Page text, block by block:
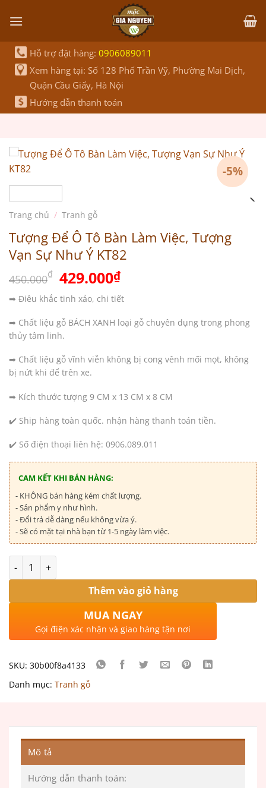
qua
dung
Hỗ trợ đặt hàng: 0906089011
Xem hàng tại: Số 128 Phố Trần Vỹ, Phường Mai Dịch,
Quận Cầu Giấy, Hà Nội
Hướng dẫn thanh toán
-5%
Trang chủ / Tranh gỗ
Tượng Để Ô Tô Bàn Làm Việc, Tượng
Vạn Sự Như Ý KT82
450.000₫ Giá
gốc
là:
450.000₫.
429.000₫Giá
hiện
tại
là:
429.000₫.
➡ Điêu khắc tinh xảo, chi tiết
➡ Chất liệu gỗ BÁCH XANH loại gỗ chuyên dụng trong phong
thủy tâm linh.
➡ Chất liệu gỗ vĩnh viễn không bị cong vênh mối mọt, không
bị nứt khi để trên xe.
➡ Kích thước tượng 9 CM x 13 CM x 8 CM
✔️ Ship hàng toàn quốc. nhận hàng thanh toán tiền.
✔️ Số điện thoại liên hệ: 0906.089.011
CAM KẾT KHI BÁN HÀNG:
- KHÔNG bán hàng kém chất lượng.
- Sản phẩm y như hình.
- Đổi trả dễ dàng nếu không vừa ý.
- Sẽ có mặt tại nhà bạn từ 1-5 ngày làm việc.
Số lượng
Thêm vào giỏ hàng
MUA NGAY
Gọi điện xác nhận và giao hàng tận nơi
SKU: 30b00f8a4133
Danh mục: Tranh gỗ
Mô tả
Hướng dẫn thanh toán: